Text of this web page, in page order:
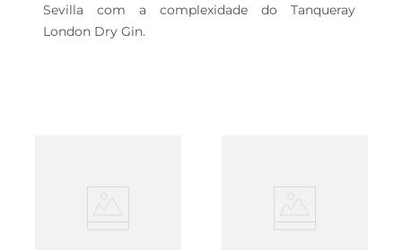
Sevilla com a complexidade do Tanqueray
London Dry Gin.